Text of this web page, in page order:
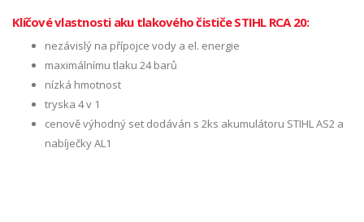
Klíčové vlastnosti aku tlakového čističe STIHL RCA 20:
nezávislý na přípojce vody a el. energie
maximálnímu tlaku 24 barů
nízká hmotnost
tryska 4 v 1
cenově výhodný set dodáván s 2ks akumulátoru STIHL AS2 a
nabíječky AL1